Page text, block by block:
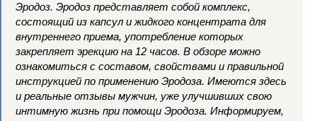
Эродоз. Эродоз представляет собой комплекс,
состоящий из капсул и жидкого концентрата для
внутреннего приема, употребление которых
закрепляет эрекцию на 12 часов. В обзоре можно
ознакомиться с составом, свойствами и правильной
инструкцией по применению Эродоза. Имеются здесь
и реальные отзывы мужчин, уже улучшивших свою
интимную жизнь при помощи Эродоза. Информируем,